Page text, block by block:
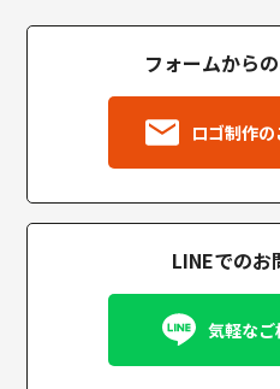
フォームから
ロゴ制作
LINEでのお
気軽なご